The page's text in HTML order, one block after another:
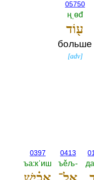
05750
ңˌөđ
ע֖וֹד
больше
[adv]
0413
ъěљ-‎
0397
ъа:кˈиш